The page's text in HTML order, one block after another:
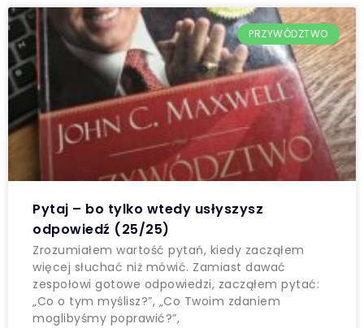
PRZYWÓDZTWO
Pytaj – bo tylko wtedy usłyszysz
odpowiedź (25/25)
Zrozumiałem wartość pytań, kiedy zacząłem
więcej słuchać niż mówić. Zamiast dawać
zespołowi gotowe odpowiedzi, zacząłem pytać:
„Co o tym myślisz?”, „Co Twoim zdaniem
moglibyśmy poprawić?”,